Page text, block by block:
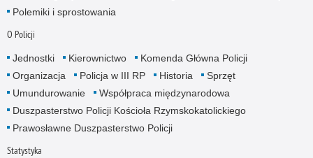
Polemiki i sprostowania
O Policji
Jednostki Kierownictwo
Komenda Główna Policji
Organizacja
Policja w III RP Historia
Sprzęt
Umundurowanie
Współpraca międzynarodowa
Duszpasterstwo Policji Kościoła Rzymskokatolickiego
Prawosławne Duszpasterstwo Policji
Statystyka